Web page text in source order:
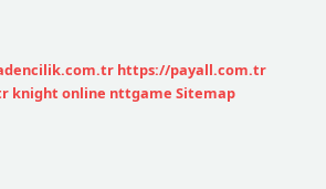
https://payall.com.tr
knight online nttgame Sitemap